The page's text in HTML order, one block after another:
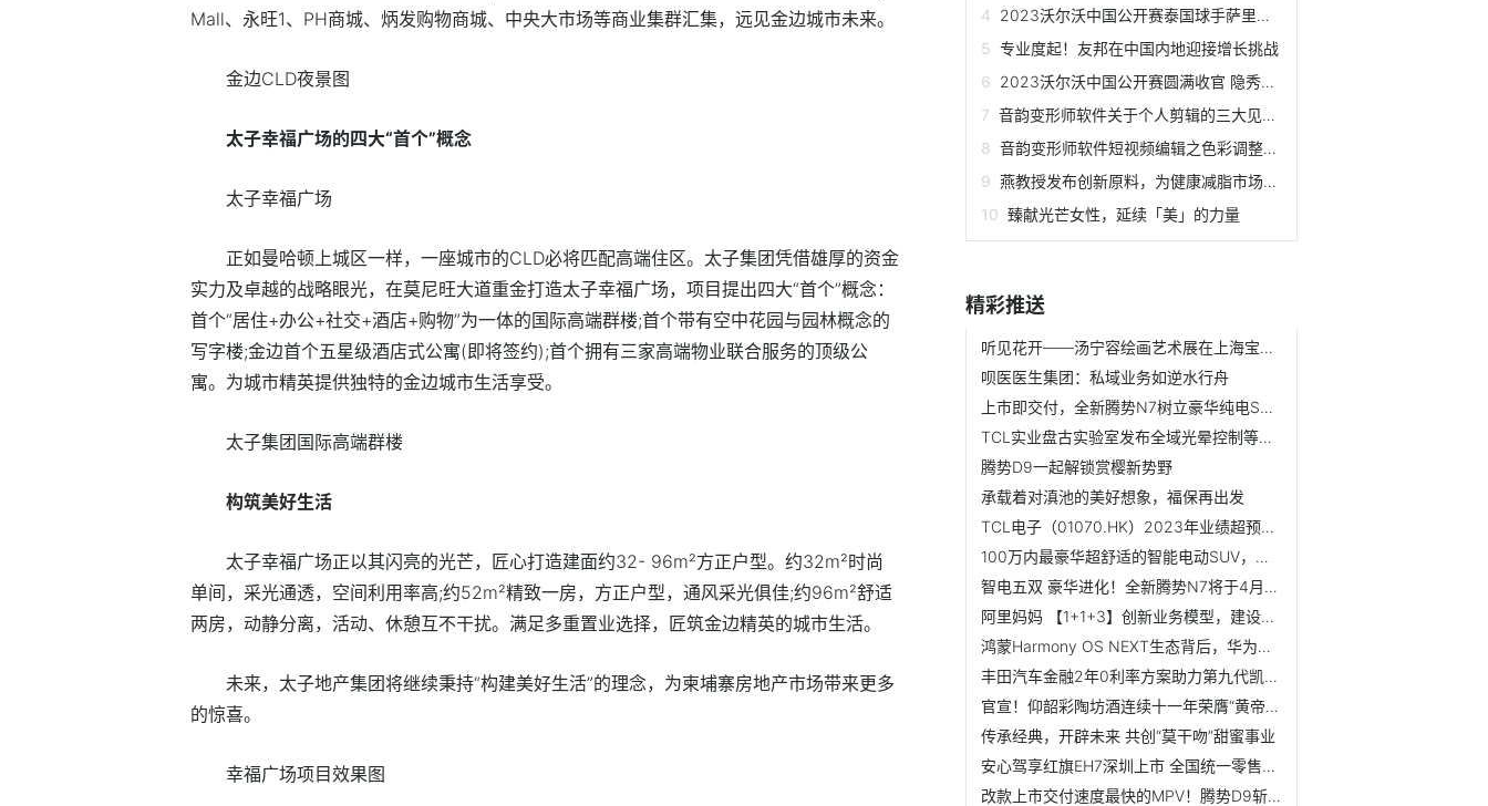
Mall、永旺1、PH商城、炳发购物商城、中央大市场等商业集群汇集，远见金边城市未来。
金边CLD夜景图
太子幸福广场的四大“首个”概念
太子幸福广场
正如曼哈顿上城区一样，一座城市的CLD必将匹配高端住区。太子集团凭借雄厚的资金
实力及卓越的战略眼光，在莫尼旺大道重金打造太子幸福广场，项目提出四大“首个”概念：
首个“居住+办公+社交+酒店+购物”为一体的国际高端群楼;首个带有空中花园与园林概念的
写字楼;金边首个五星级酒店式公寓(即将签约);首个拥有三家高端物业联合服务的顶级公
寓。为城市精英提供独特的金边城市生活享受。
太子集团国际高端群楼
构筑美好生活
太子幸福广场正以其闪亮的光芒，匠心打造建面约32- 96m²方正户型。约32m²时尚
单间，采光通透，空间利用率高;约52m²精致一房，方正户型，通风采光俱佳;约96m²舒适
两房，动静分离，活动、休憩互不干扰。满足多重置业选择，匠筑金边精英的城市生活。
未来，太子地产集团将继续秉持“构建美好生活”的理念，为柬埔寨房地产市场带来更多
的惊喜。
幸福广场项目效果图
2023沃尔沃中国公开赛泰国球手萨里特夺冠，陈顾新与许龙一并...
专业度起！友邦在中国内地迎接增长挑战
2023沃尔沃中国公开赛圆满收官 隐秀高尔夫俱乐部见证历史性一刻
音韵变形师软件关于个人剪辑的三大见解分享
音韵变形师软件短视频编辑之色彩调整技巧
燕教授发布创新原料，为健康减脂市场注入新力量
臻献光芒女性，延续「美」的力量
精彩推送
听见花开——汤宁容绘画艺术展在上海宝龙艺术中心开幕
呗医医生集团：私域业务如逆水行舟
上市即交付，全新腾势N7树立豪华纯电SUV新标杆
TCL实业盘古实验室发布全域光晕控制等多项创新显示技术
腾势D9一起解锁赏樱新势野
承载着对滇池的美好想象，福保再出发
TCL电子（01070.HK）2023年业绩超预期，国泰君安维持“增持”评级
100万内最豪华超舒适的智能电动SUV，全新腾势N7正式上市！
智电五双 豪华进化！全新腾势N7将于4月1日正式上市！
阿里妈妈 【1+1+3】创新业务模型，建设2024生意增长新飞轮！
鸿蒙Harmony OS NEXT生态背后，华为与企迈这家企业互动频繁
丰田汽车金融2年0利率方案助力第九代凯美瑞上市
官宣！仰韶彩陶坊酒连续十一年荣膺“黄帝故里拜祖大典”供奉...
传承经典，开辟未来 共创“莫干吻”甜蜜事业
安心驾享红旗EH7深圳上市 全国统一零售价22.98万元起 用户...
改款上市交付速度最快的MPV！腾势D9斩获MPV市场双销冠